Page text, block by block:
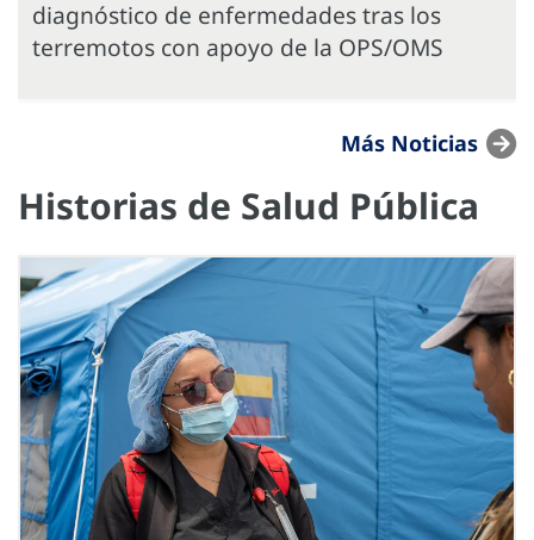
diagnóstico de enfermedades tras los
terremotos con apoyo de la OPS/OMS
Más Noticias
Historias de Salud Pública